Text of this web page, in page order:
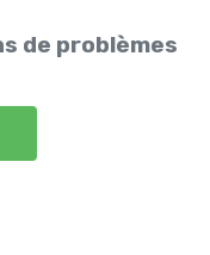
de problèmes